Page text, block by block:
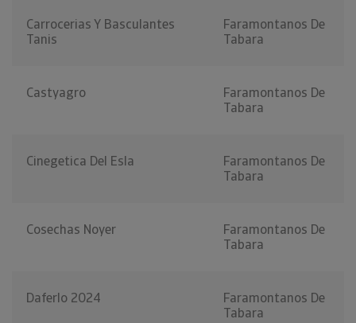
Carrocerias Y Basculantes
Tanis
Faramontanos De
Tabara
Castyagro
Faramontanos De
Tabara
Cinegetica Del Esla
Faramontanos De
Tabara
Cosechas Noyer
Faramontanos De
Tabara
Daferlo 2024
Faramontanos De
Tabara